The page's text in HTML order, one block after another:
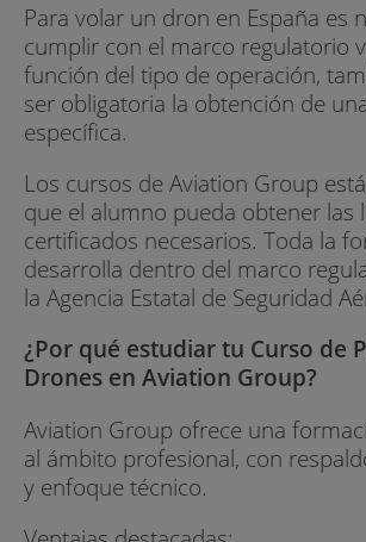
Para volar un dron en España es
cumplir con el marco regulatorio
función del tipo de operación,
ser obligatoria la obtención de
específica.
Los cursos de Aviation Group
que el alumno pueda obtener las
certificados necesarios. Toda la
desarrolla dentro del marco
la Agencia Estatal de Seguridad
¿Por qué estudiar tu Curso de
Drones en Aviation Group?
Aviation Group ofrece una
al ámbito profesional, con
y enfoque técnico.